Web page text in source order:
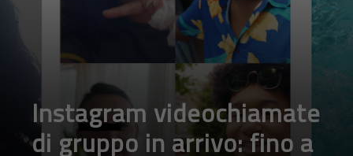
Instagram videochiamate
di gruppo in arrivo: fino a